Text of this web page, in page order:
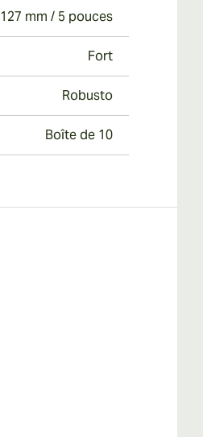
127 mm / 5 pouces
Fort
Robusto
Boîte de 10